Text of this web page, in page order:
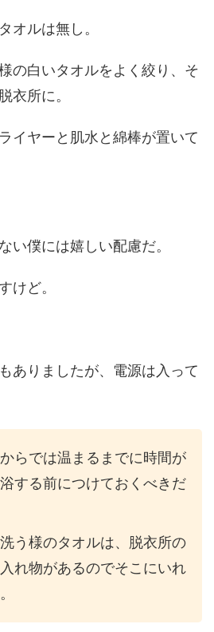
オルは無し。
の白いタオルをよく絞り、そ
衣所に。
イヤーと肌水と綿棒が置いて
い僕には嬉しい配慮だ。
けど。
ありましたが、電源は入って
らでは温まるまでに時間が
する前につけておくべきだ
う様のタオルは、脱衣所の
れ物があるのでそこにいれ